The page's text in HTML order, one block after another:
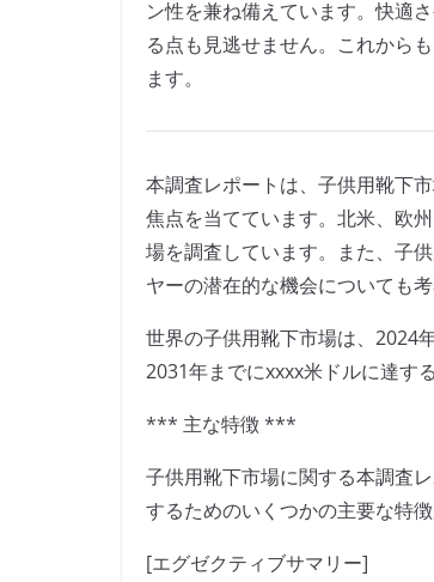
ン性を兼ね備えています。快適
る点も見逃せません。これから
ます。
本調査レポートは、子供用靴下
焦点を当てています。北米、欧
場を調査しています。また、子
ヤーの潜在的な機会についても考
世界の子供用靴下市場は、2024
2031年までにxxxx米ドルに達す
*** 主な特徴 ***
子供用靴下市場に関する本調査
するためのいくつかの主要な特徴
[エグゼクティブサマリー]